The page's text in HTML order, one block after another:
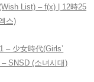
List) – ​f(x) | 12時25
스)
– 少女時代(Girls’
SNSD (소녀시대)